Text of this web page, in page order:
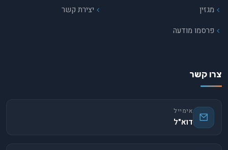
מגזין
פרסמו מודעה
יצירת קשר
צרו קשר
אימייל
דוא"ל